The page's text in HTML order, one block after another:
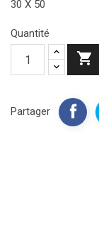
30 X 50
Quantité

Partager